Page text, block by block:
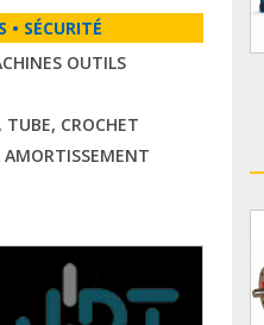
• SÉCURITÉ
OUTILS
TUBE, CROCHET